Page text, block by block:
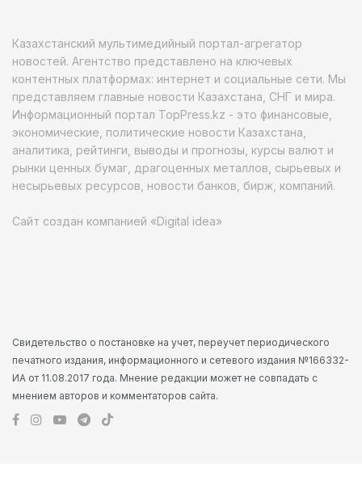
Казахстанский мультимедийный портал-агрегатор
новостей. Агентство представлено на ключевых
контентных платформах: интернет и социальные сети. Мы
представляем главные новости Казахстана, СНГ и мира.
Информационный портал TopPress.kz - это финансовые,
экономические, политические новости Казахстана,
аналитика, рейтинги, выводы и прогнозы, курсы валют и
рынки ценных бумаг, драгоценных металлов, сырьевых и
несырьевых ресурсов, новости банков, бирж, компаний.
Сайт создан компанией «Digital idea»
Свидетельство о постановке на учет, переучет периодического
печатного издания, информационного и сетевого издания №166332-
ИА от 11.08.2017 года. Мнение редакции может не совпадать с
мнением авторов и комментаторов сайта.